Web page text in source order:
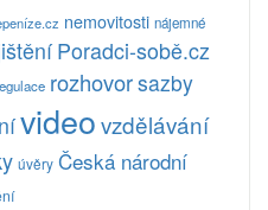
nemovitosti nájemné
Poradci-sobě.cz
rozhovorsazby
videovzdělávání
úvěry Česká národní